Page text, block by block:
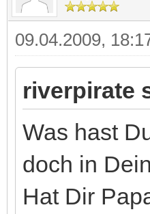
09.04.2009,
riverpirate
Was hast
doch in
Hat Dir